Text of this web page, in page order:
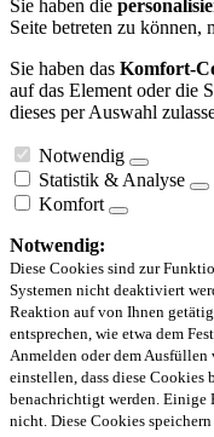
Sie haben die
Seite betreten zu können,
Sie haben das Komfort-
auf das Element oder die
dieses per Auswahl
Notwendig
Statistik & Analyse
Komfort
Notwendig:
Diese Cookies sind zur
Systemen nicht deaktiviert
Reaktion auf von Ihnen
entsprechen, wie etwa dem
Anmelden oder dem Ausfüllen
einstellen, dass diese Cookies
benachrichtigt werden. Einige
nicht. Diese Cookies